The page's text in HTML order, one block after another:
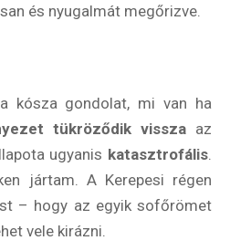
*
és nyugalmát megőrizve.
kósza gondolat, mi van ha
tükröződik visszaaz
ugyanis katasztrofális
jártam. A Kerepesi régen
– hogy az egyik sofőrömet
vele kirázni.